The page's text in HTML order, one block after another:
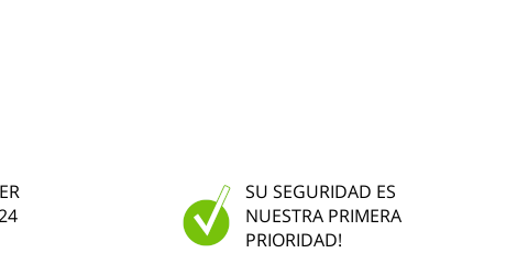
SU SEGURIDAD ES
NUESTRA PRIMERA
PRIORIDAD!